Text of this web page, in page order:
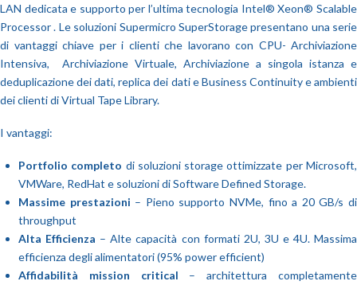
LAN dedicata e supporto per l’ultima tecnologia Intel® Xeon® Scalable
Processor . Le soluzioni Supermicro SuperStorage presentano una serie
di vantaggi chiave per i clienti che lavorano con CPU- Archiviazione
Intensiva, Archiviazione Virtuale, Archiviazione a singola istanza e
deduplicazione dei dati, replica dei dati e Business Continuity e ambienti
dei clienti di Virtual Tape Library.
I vantaggi:
Portfolio completo di soluzioni storage ottimizzate per Microsoft,
VMWare, RedHat e soluzioni di Software Defined Storage.
Massime prestazioni – Pieno supporto NVMe, fino a 20 GB/s di
throughput
Alta Efficienza – Alte capacità con formati 2U, 3U e 4U. Massima
efficienza degli alimentatori (95% power efficient)
Affidabilità mission critical – architettura completamente